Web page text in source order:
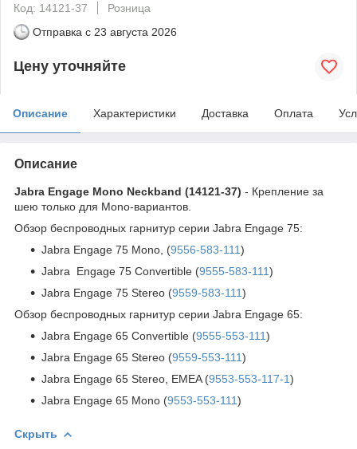
Код: 14121-37
Розница
Отправка с 23 августа 2026
Цену уточняйте
Описание Характеристики Доставка Оплата
Описание
Jabra Engage Mono Neckband (14121-37) - Крепление за
шею только для Mono-вариантов.
Обзор беспроводных гарнитур серии Jabra Engage 75:
Jabra Engage 75 Mono, (9556-583-111)
Jabra Engage 75 Convertible (9555-583-111)
Jabra Engage 75 Stereo (9559-583-111)
Обзор беспроводных гарнитур серии Jabra Engage 65:
Jabra Engage 65 Convertible (9555-553-111)
Jabra Engage 65 Stereo (9559-553-111)
Jabra Engage 65 Stereo, EMEA (9553-553-117-1)
Jabra Engage 65 Mono (9553-553-111)
Скрыть